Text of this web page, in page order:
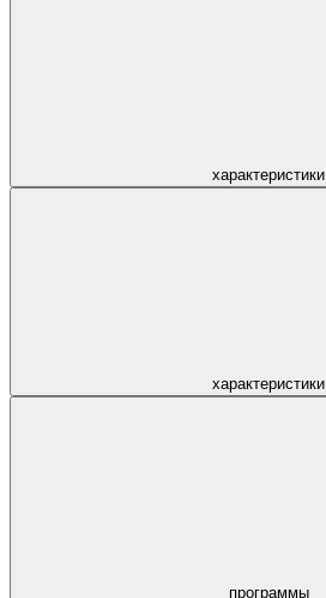
характеристики
характеристики
программы